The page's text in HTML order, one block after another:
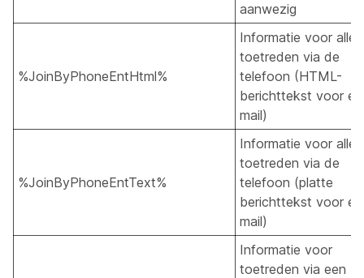
aanwezig
%JoinByPhoneEntHtml%
Informatie voor
toetreden via de
telefoon (HTML-
berichttekst voor e-
mail)
%JoinByPhoneEntText%
Informatie voor
toetreden via de
telefoon (platte
berichttekst voor e-
mail)
Informatie voor
toetreden via een